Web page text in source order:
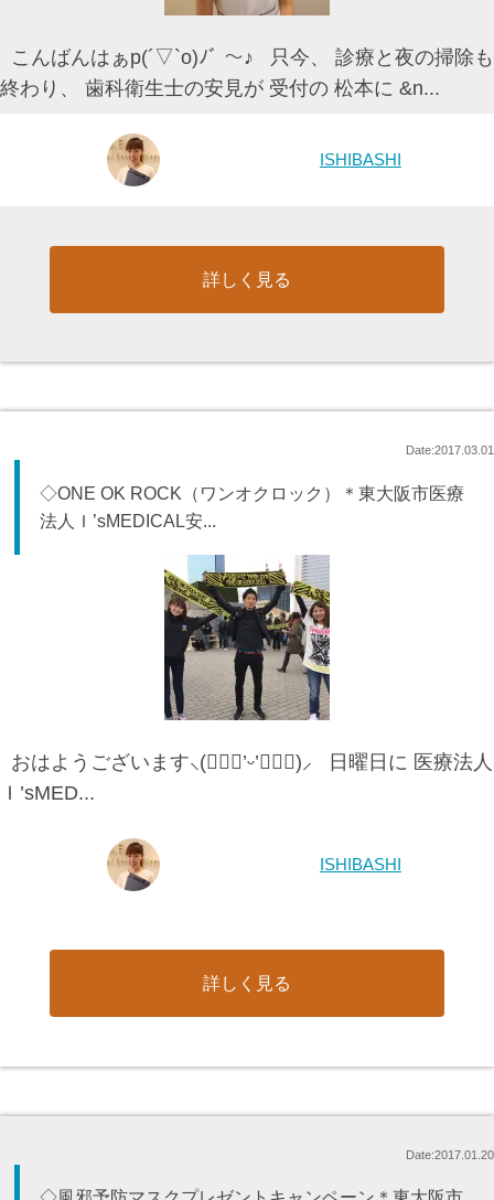
こんばんはぁp(´▽`o)ﾉﾞ 〜♪ 只今、 診療と夜の掃除も
終わり、 歯科衛生士の安見が 受付の 松本に &n...
ISHIBASHI
詳しく見る
Date:2017.03.01
◇ONE OK ROCK（ワンオクロック）＊東大阪市医療
法人Ｉ’sMEDICAL安...
おはようございます⸜(๑⃙⃘’ᵕ’๑⃙⃘)⸝ 日曜日に 医療法人
Ｉ’sMED...
ISHIBASHI
詳しく見る
Date:2017.01.20